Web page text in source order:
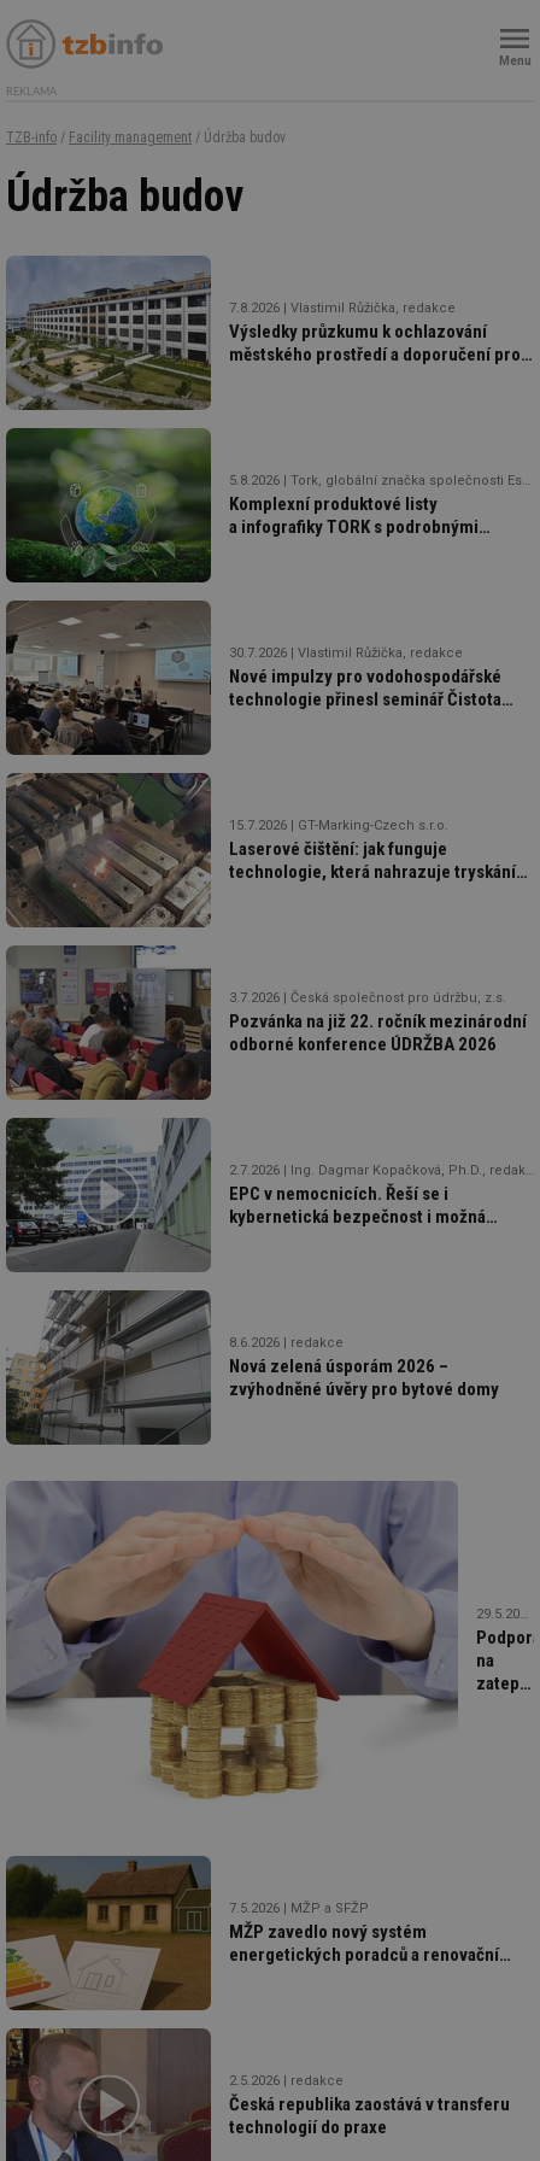
Menu
REKLAMA
TZB-info / Facility management / Údržba budov
Údržba budov
7.8.2026 Vlastimil Růžička, redakce
Výsledky průzkumu k ochlazování
městského prostředí a doporučení pro
5.8.2026 Tork, globální značka společnosti Essity
Komplexní produktové listy
a infografiky TORK s podrobnými
30.7.2026 Vlastimil Růžička, redakce
Nové impulzy pro vodohospodářské
technologie přinesl seminář Čistota
15.7.2026 GT-Marking-Czech s.r.o.
Laserové čištění: jak funguje
technologie, která nahrazuje tryskání
3.7.2026 Česká společnost pro údržbu, z.s.
Pozvánka na již 22. ročník mezinárodní
odborné konference ÚDRŽBA 2026
2.7.2026 Ing. Dagmar Kopačková, Ph.D., redakce
EPC v nemocnicích. Řeší se i
kybernetická bezpečnost i možná
8.6.2026 redakce
Nová zelená úsporám 2026 –
zvýhodněné úvěry pro bytové domy
29.5.2026
Podpora
na
7.5.2026 MŽP a SFŽP
MŽP zavedlo nový systém
energetických poradců a renovační
2.5.2026 redakce
Česká republika zaostává v transferu
technologií do praxe